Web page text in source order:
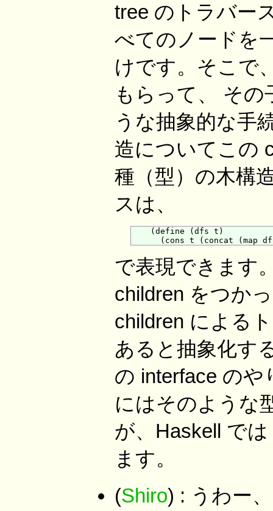
tree のトラバー
べてのノードを
けです。そこで
もらって、 そ
うな抽象的な手
造についてこの
種（型）の木構
スは、
    (define (dfs t)
で表現できます
children をつか
children による
あると抽象化す
の interface の
にはそのような
が、Haskell で
ます。
(Shiro) : うわー